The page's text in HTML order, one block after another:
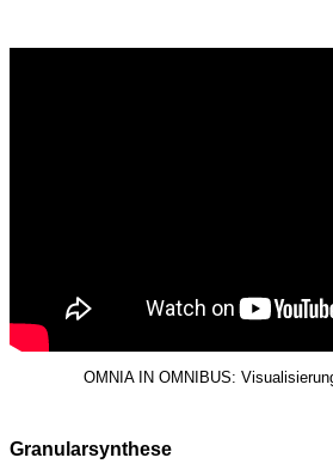
OMNIA IN OMNIBUS:
Granularsynthese